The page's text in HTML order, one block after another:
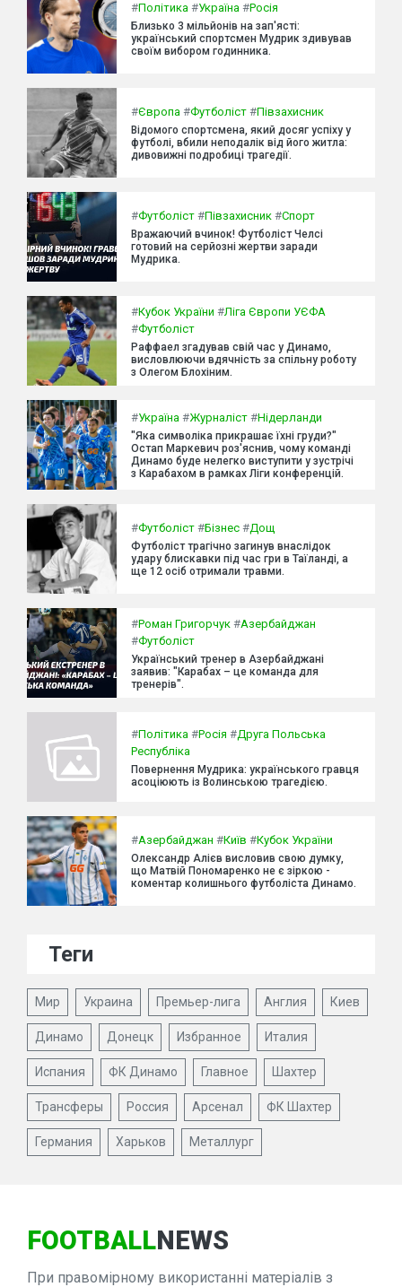
#Політика #Україна #Росія
Близько 3 мільйонів на зап'ясті:
український спортсмен Мудрик здивував
своїм вибором годинника.
#Європа #Футболіст #Півзахисник
Відомого спортсмена, який досяг успіху у
футболі, вбили неподалік від його житла:
дивовижні подробиці трагедії.
#Футболіст #Півзахисник #Спорт
Вражаючий вчинок! Футболіст Челсі
готовий на серйозні жертви заради
Мудрика.
#Кубок України #Ліга Європи УЄФА
#Футболіст
Раффаел згадував свій час у Динамо,
висловлюючи вдячність за спільну роботу
з Олегом Блохіним.
#Україна #Журналіст #Нідерланди
"Яка символіка прикрашає їхні груди?"
Остап Маркевич роз'яснив, чому команді
Динамо буде нелегко виступити у зустрічі
з Карабахом в рамках Ліги конференцій.
#Футболіст #Бізнес #Дощ
Футболіст трагічно загинув внаслідок
удару блискавки під час гри в Таїланді, а
ще 12 осіб отримали травми.
#Роман Григорчук #Азербайджан
#Футболіст
Український тренер в Азербайджані
заявив: "Карабах – це команда для
тренерів".
#Політика #Росія #Друга Польська
Республіка
Повернення Мудрика: українського гравця
асоціюють із Волинською трагедією.
#Азербайджан #Київ #Кубок України
Олександр Алієв висловив свою думку,
що Матвій Пономаренко не є зіркою -
коментар колишнього футболіста Динамо.
Теги
Мир Украина Премьер-лига Англия Киев
Динамо Донецк Избранное Италия
Испания ФК Динамо Главное Шахтер
Трансферы Россия Арсенал ФК Шахтер
Германия Харьков Металлург
FOOTBALLNEWS
При правомірному використанні матеріалів з